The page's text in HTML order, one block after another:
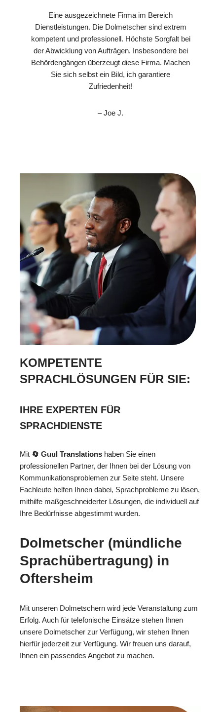
Eine ausgezeichnete Firma im Bereich
Dienstleistungen. Die Dolmetscher sind extrem
kompetent und professionell. Höchste Sorgfalt bei
der Abwicklung von Aufträgen. Insbesondere bei
Behördengängen überzeugt diese Firma. Machen
Sie sich selbst ein Bild, ich garantiere
Zufriedenheit!
– Joe J.
KOMPETENTE
SPRACHLÖSUNGEN FÜR SIE:
IHRE EXPERTEN FÜR
SPRACHDIENSTE
Mit 🔄 Guul Translations haben Sie einen
professionellen Partner, der Ihnen bei der Lösung von
Kommunikationsproblemen zur Seite steht. Unsere
Fachleute helfen Ihnen dabei, Sprachprobleme zu lösen,
mithilfe maßgeschneiderter Lösungen, die individuell auf
Ihre Bedürfnisse abgestimmt wurden.
Dolmetscher (mündliche
Sprachübertragung) in
Oftersheim
Mit unseren Dolmetschern wird jede Veranstaltung zum
Erfolg. Auch für telefonische Einsätze stehen Ihnen
unsere Dolmetscher zur Verfügung, wir stehen Ihnen
hierfür jederzeit zur Verfügung. Wir freuen uns darauf,
Ihnen ein passendes Angebot zu machen.